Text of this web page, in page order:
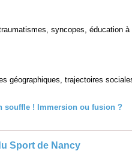
syncopes, éducation à
géographiques, trajectoires
Sport de Nancy